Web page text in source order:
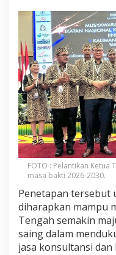
FOTO : Pelantikan Ketua
masa bakti 2026-2030.
Penetapan tersebut
diharapkan mampu
Tengah semakin
saing dalam
jasa konsultansi